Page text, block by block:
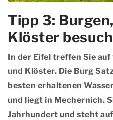
Tipp 3:
Klöster
In der Eifel treffen Sie
und Klöster. Die Burg
besten erhaltenen
und liegt in Mechernich.
Jahrhundert und steht